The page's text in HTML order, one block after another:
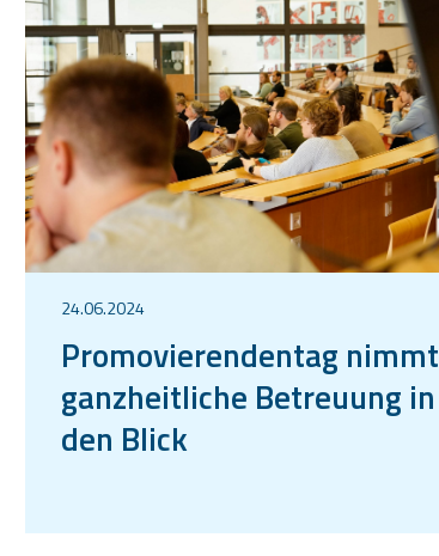
24.06.2024
Promovierendentag nimmt
ganzheitliche Betreuung in
den Blick